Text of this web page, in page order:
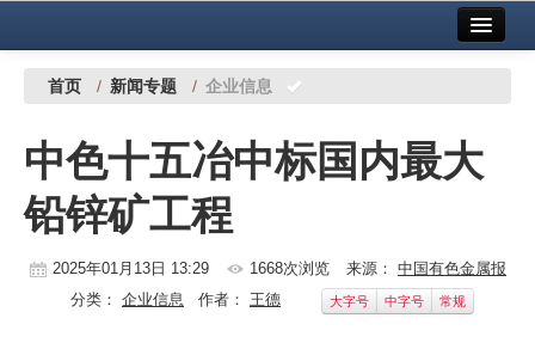
中国有色金属报社主办 广告服务
铜镍铅锌
铝
稀有稀土
首页 / 新闻专题 / 企业信息
中色十五冶中标国内最大
铅锌矿工程
2025年01月13日 13:29 1668次浏览 来源： 中国有色金属报
分类： 企业信息 作者： 王德 大字号 中字号 常规